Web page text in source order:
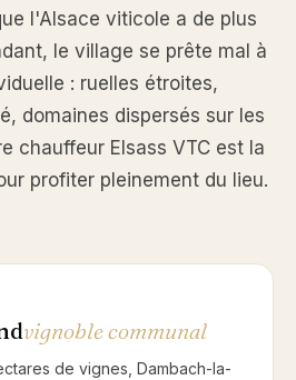
l'Alsace viticole a de plus
le village se prête mal à
: ruelles étroites,
domaines dispersés sur les
chauffeur Elsass VTC est la
profiter pleinement du lieu.
vignoble communal
de vignes, Dambach-la-